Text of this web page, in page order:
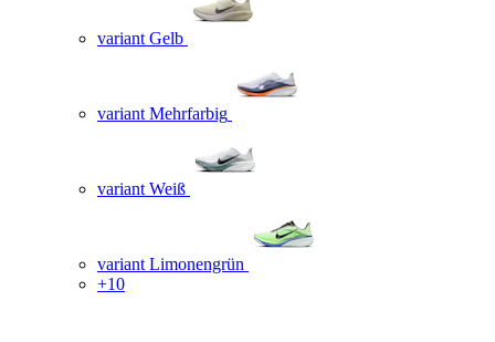
variant Gelb
variant Mehrfarbig
variant Weiß
variant Limonengrün
+10